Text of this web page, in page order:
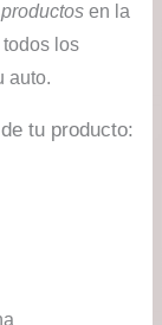
en la
los
auto.
tu producto: